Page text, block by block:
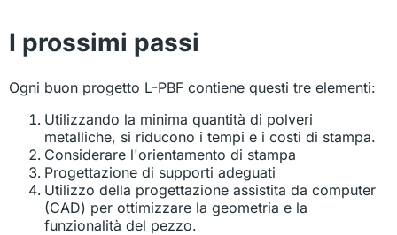
I prossimi passi
Ogni buon progetto L-PBF contiene questi tre elementi:
Utilizzando la minima quantità di polveri
metalliche, si riducono i tempi e i costi di stampa.
Considerare l'orientamento di stampa
Progettazione di supporti adeguati
Utilizzo della progettazione assistita da computer
(CAD) per ottimizzare la geometria e la
funzionalità del pezzo.